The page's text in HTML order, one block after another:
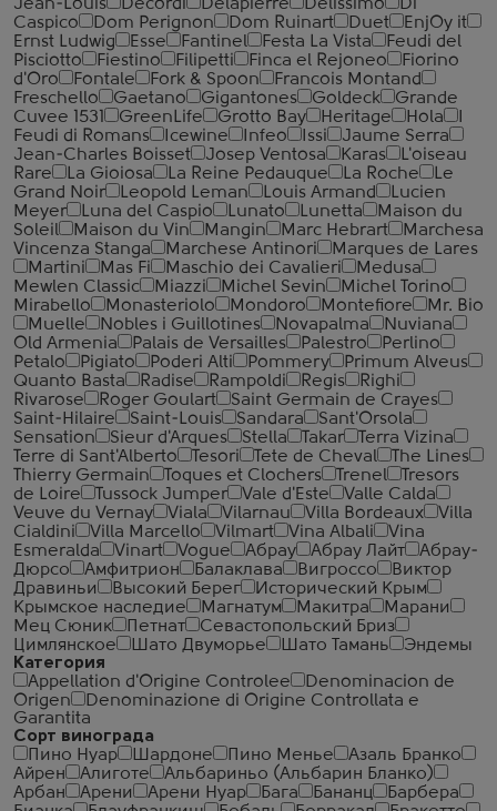
Jean-Louis Decordi Delapierre Delissimo
Di
Caspico
Dom Perignon Dom Ruinart Duet
EnjOy it
Ernst Ludwig
Esse Fantinel Festa La Vista
Feudi del
Pisciotto
Fiestino Filipetti Finca el Rejoneo
Fiorino
d'Oro
Fontale Fork & Spoon
Francois Montand
Freschello
Gaetano Gigantones Goldeck
Grande
Cuvee 1531
GreenLife Grotto Bay Heritage Hola
Feudi di Romans
Icewine Infeo Issi
Jaume Serra
Jean-Charles Boisset
Josep Ventosa Karas
L'oiseau
Rare
La Gioiosa La Reine Pedauque La Roche
Le
Grand Noir
Leopold Leman Louis Armand
Lucien
Meyer
Luna del Caspio Lunato Lunetta
Maison du
Soleil
Maison du Vin Mangin Marc Hebrart
Marchesa
Vincenza Stanga
Marchese Antinori
Marques de Lares
Martini
Mas Fi Maschio dei Cavalieri
Medusa
Mewlen Classic
Miazzi Michel Sevin
Michel Torino
Mirabello
Monasteriolo Mondoro Montefiore
Mr. Bio
Muelle
Nobles i Guillotines Novapalma
Nuviana
Old Armenia
Palais de Versailles Palestro
Perlino
Petalo
Pigiato Poderi Alti Pommery
Primum Alveus
Quanto Basta
Radise Rampoldi Regis
Righi
Rivarose
Roger Goulart
Saint Germain de Crayes
Saint-Hilaire
Saint-Louis Sandara
Sant'Orsola
Sensation
Sieur d'Arques Stella Takar
Terra Vizina
Terre di Sant'Alberto
Tesori Tete de Cheval
The Lines
Thierry Germain
Toques et Clochers Trenel
Tresors
de Loire
Tussock Jumper Vale d'Este
Valle Calda
Veuve du Vernay
Viala Vilarnau Villa Bordeaux
Villa
Cialdini
Villa Marcello Vilmart Vina Albali
Vina
Esmeralda
Vinart Vogue Абрау Абрау Лайт
Абрау-
Дюрсо
Амфитрион Балаклава Вигроссо
Виктор
Дравиньи
Высокий Берег
Исторический Крым
Крымское наследие
Магнатум Макитра
Марани
Мец Сюник
Петнат
Севастопольский Бриз
Цимлянское
Шато Двуморье Шато Тамань
Эндемы
Категория
Appellation d'Origine Controlee
Denominacion de
Origen
Denominazione di Origine Controllata e
Garantita
Сорт винограда
Пино Нуар
Шардоне Пино Менье
Азаль Бранко
Айрен
Алиготе
Альбариньо (Альбарин Бланко)
Арбан
Арени Арени Нуар Бага Бананц
Барбера